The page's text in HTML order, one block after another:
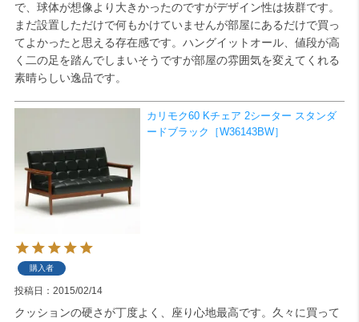
で、球体が想像より大きかったのですがデザイン性は抜群です。
まだ設置しただけで何もかけていませんが部屋にあるだけで買っ
てよかったと思える存在感です。ハングイットオール、値段が高
く二の足を踏んでしまいそうですが部屋の雰囲気を変えてくれる
素晴らしい逸品です。
カリモク60 Kチェア 2シーター スタンダ
ードブラック［W36143BW］
購入者
投稿日 2015/02/14
クッションの硬さが丁度よく、座り心地最高です。久々に買って